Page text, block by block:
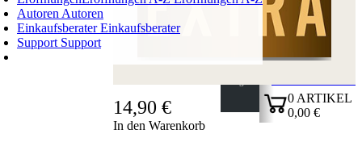
Autoren Autoren
EinkaufsberaterEinkaufsberater
Support Support
0 ARTIKEL
0,00 €
14,90 €
In den Warenkorb